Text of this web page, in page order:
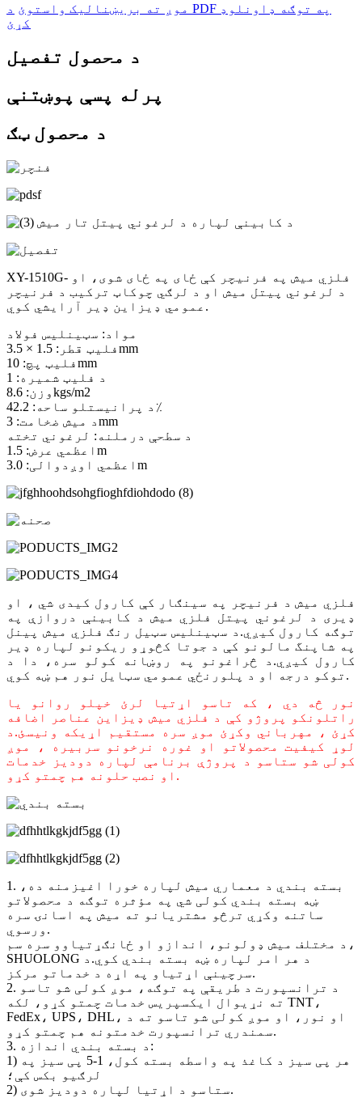
موږ ته بریښنالیک واستوئ د PDF په توګه ډاونلوډ
کړئ
د محصول تفصیل
پرله پسې پوښتنې
د محصول ټګ
XY-1510G- فلزي میش په فرنیچر کې ځای په ځای شوی، او
د لرغوني پیتل میش او د لرګي چوکاټ ترکیب د فرنیچر
عمومي ډیزاین ډیر آرایشي کوي.
مواد: سټینلیس فولاد
فلیټ قطر: 1.5 × 3.5mm
فلیټ پچ: 10mm
د فلیټ شمیره: 1
وزن: 8.6kgs/m2
د پرانیستلو ساحه: 42.2٪
د میش ضخامت: 3mm
د سطحې درملنه: لرغوني تخته
اعظمي عرض: 1.5m
اعظمي اوږدوالی: 3.0m
فلزي میش د فرنیچر په سینګار کې کارول کیدی شي ، او
ډیری د لرغوني پیتل فلزي میش د کابینې دروازې په
توګه کارول کیږي.د سټینلیس سټیل رنګ فلزي میش پینل
په شاپنگ مالونو کې د جوتا کڅوړو ریکونو لپاره ډیر
کارول کیږي.د څراغونو په روښانه کولو سره، دا د
توکو درجه او د پلورنځي عمومي سټایل نور هم ښه کوي.
نور څه دي ، که تاسو اړتیا لرئ خپلو روانو یا
راتلونکو پروژو کې د فلزي میش ډیزاین عناصر اضافه
کړئ ، مهرباني وکړئ موږ سره مستقیم اړیکه ونیسئ.د
لوړ کیفیت محصولاتو او غوره نرخونو سربیره ، موږ
کولی شو ستاسو د پروژې برنامې لپاره دودیز خدمات
او نصب حلونه هم چمتو کړو.
1. بسته بندي د معماري میش لپاره خورا اغیزمنه ده،
ښه بسته بندي کولی شي په مؤثره توګه د محصولاتو
ساتنه وکړي ترڅو مشتریانو ته میش په اسانۍ سره
ورسوي.
د مختلف میش ډولونو، اندازو او ځانګړتیاوو سره سم،
SHUOLONG د هر امر لپاره ښه بسته بندي کوي.د
سرچینې اړتیاو په اړه د خدماتو مرکز.
2. د ترانسپورت د طریقې په توګه، موږ کولی شو تاسو
ته نړیوال ایکسپریس خدمات چمتو کړو، لکه TNT،
FedEx، UPS، DHL، او نور، او موږ کولی شو تاسو ته د
سمندري ترانسپورت خدمتونه هم چمتو کړو.
3. د بسته بندي اندازه:
1) هر پی سیز د کاغذ په واسطه بسته کول، 1-5 پی سیز په
لرګیو بکس کې؛
2) ستاسو د اړتیا لپاره دودیز شوی.